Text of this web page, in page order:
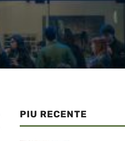
PIU RECENTE